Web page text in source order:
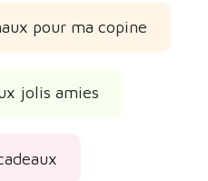
pour ma copine
jolis amies